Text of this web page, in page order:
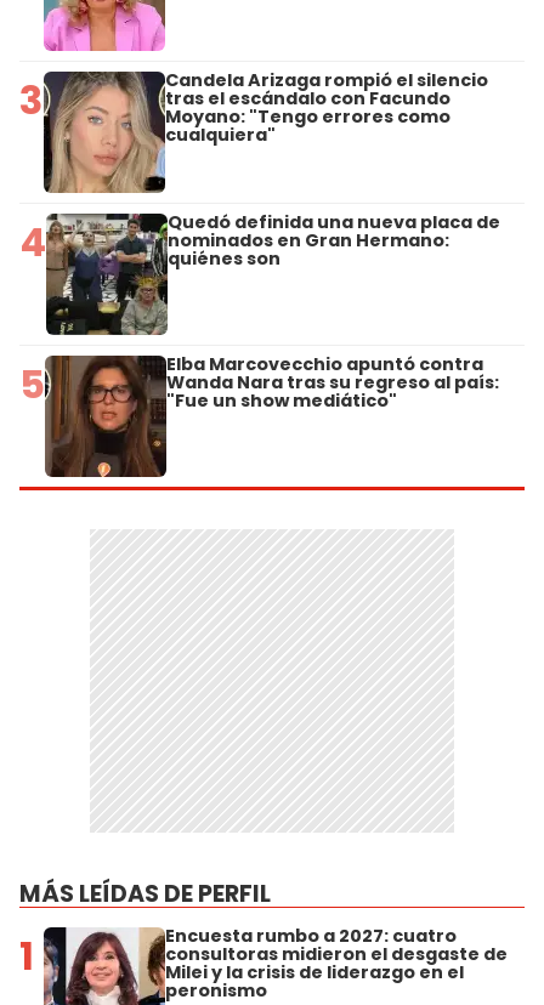
3 Candela Arizaga rompió el silencio
tras el escándalo con Facundo
Moyano: "Tengo errores como
cualquiera"
4 Quedó definida una nueva placa de
nominados en Gran Hermano:
quiénes son
5 Elba Marcovecchio apuntó contra
Wanda Nara tras su regreso al país:
"Fue un show mediático"
MÁS LEÍDAS DE PERFIL
1 Encuesta rumbo a 2027: cuatro
consultoras midieron el desgaste de
Milei y la crisis de liderazgo en el
peronismo